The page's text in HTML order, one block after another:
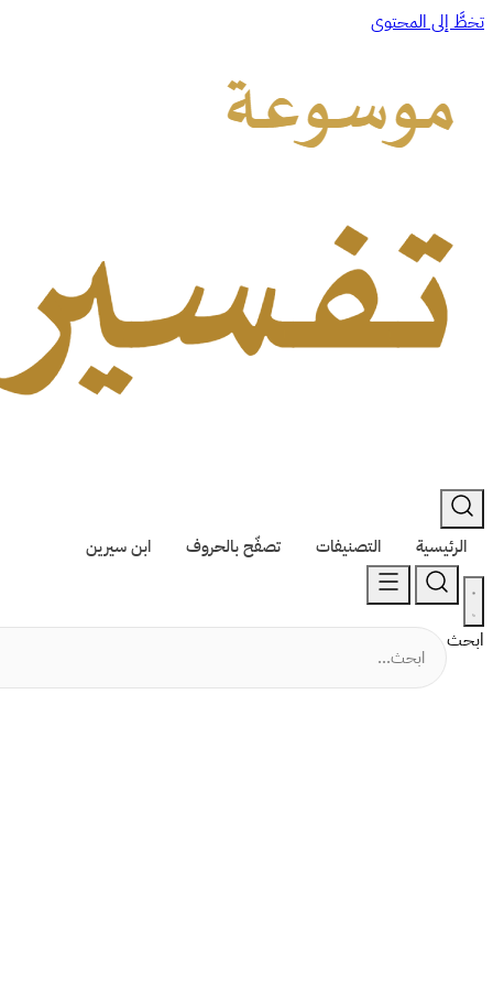
تخطَّ إلى المحتوى
الرئيسية التصنيفات تصفّح بالحروف ابن سيرين
ابحث